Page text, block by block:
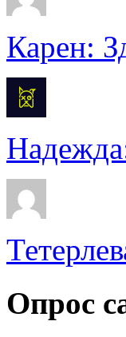
Карен:
Опрос